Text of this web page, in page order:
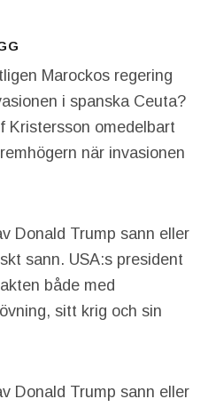
Marockos regering
i spanska Ceuta?
Kristersson omedelbart
när invasionen
Donald Trump sann eller
sann. USA:s president
både med
sitt krig och sin
Donald Trump sann eller